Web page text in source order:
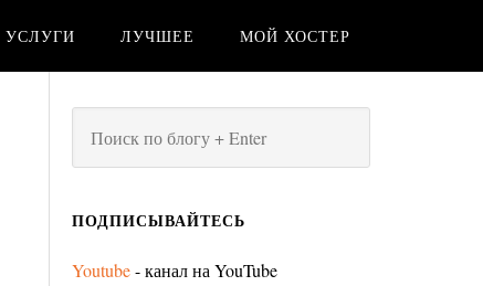
УСЛУГИ ЛУЧШЕЕ МОЙ ХОСТЕР
ПОДПИСЫВАЙТЕСЬ
Youtube- канал на YouTube